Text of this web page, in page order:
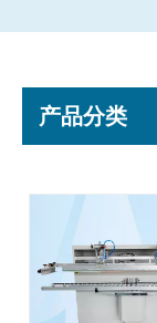
产品分类